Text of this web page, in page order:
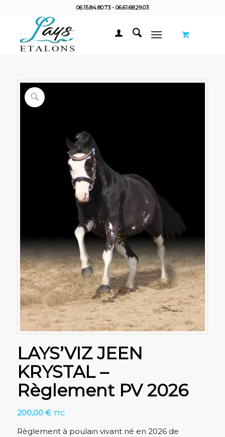
06.15.84.80.73 - 06.61.68.29.03
LAYS’VIZ JEEN
KRYSTAL –
Règlement PV 2026
200,00 € TTC
Règlement à poulain vivant né en 2026 de